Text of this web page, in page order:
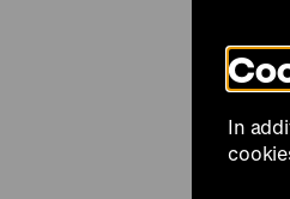
Visit
In